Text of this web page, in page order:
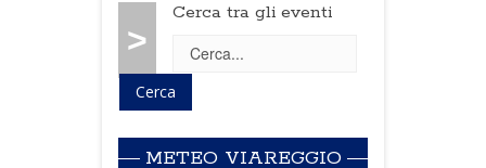
>
Cerca tra gli eventi
METEO VIAREGGIO